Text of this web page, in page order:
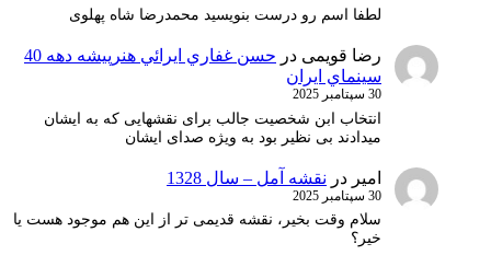
لطفا اسم رو درست بنویسید محمدرضا شاه پهلوی
رضا قویمی در
حسن غفاري ايرائي هنرپيشه دهه 40
سينماي ايران
30 سپتامبر 2025
انتخاب ابن شخصیت جالب برای نقشهایی که به ایشان
میدادند بی نظیر بود به ویژه صدای ایشان
امیر در نقشه آمل – سال 1328
30 سپتامبر 2025
سلام وقت بخیر، نقشه قدیمی تر از این هم موجود هست یا
خیر؟